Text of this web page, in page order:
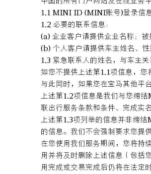
1.1 MINI ID (MINI账号)登录信
1.2 必要的联系信息：
(a) 企业客户请提供企业名称；
(b) 个人客户请提供车主姓名、
1.3 紧急联系人的姓名，与车主
如您不提供上述第1.1项信息，
与此同时，如果您在宝马其他平
上述第1.2项信息是我们与您缔
联出行服务条款和条件、完成实
上述第1.3项列举的信息并非缔
的信息。我们不会强制要求您提
在您使用我们服务期间，您将持
用并将及时删除上述信息（包括
用完成或交易完成后仍将在法定